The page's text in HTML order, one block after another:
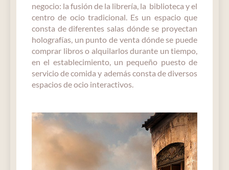
negocio: la fusión de la librería, la biblioteca y el
centro de ocio tradicional. Es un espacio que
consta de diferentes salas dónde se proyectan
holografías, un punto de venta dónde se puede
comprar libros o alquilarlos durante un tiempo,
en el establecimiento, un pequeño puesto de
servicio de comida y además consta de diversos
espacios de ocio interactivos.